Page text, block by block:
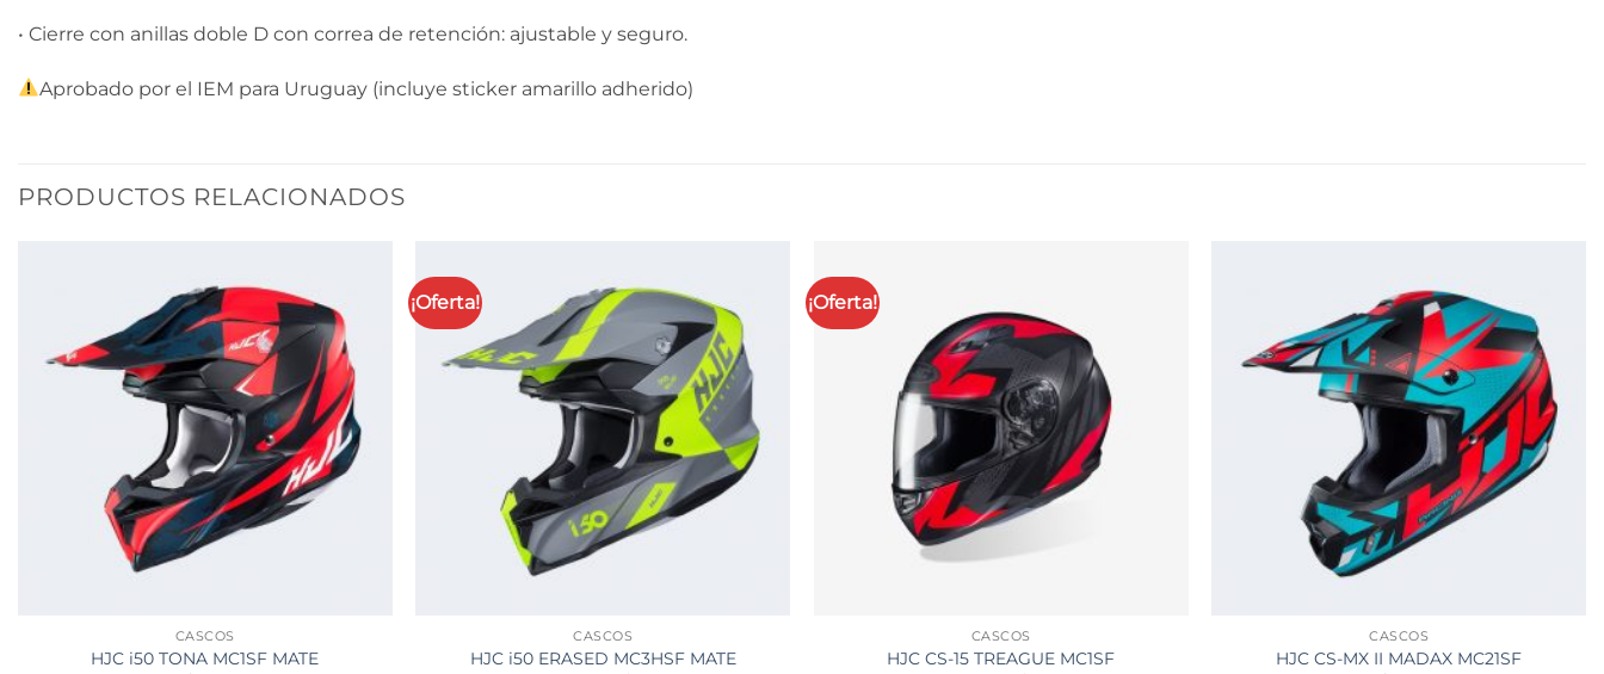
• Cierre con anillas doble D con correa de retención: ajustable y seguro.
Aprobado por el IEM para Uruguay (incluye sticker amarillo adherido)
PRODUCTOS RELACIONADOS
CASCOS
HJC i50 TONA MC1SF MATE
¡Oferta!
CASCOS
HJC i50 ERASED MC3HSF MATE
¡Oferta!
CASCOS
HJC CS-15 TREAGUE MC1SF
CASCOS
HJC CS-MX II MADAX MC21SF